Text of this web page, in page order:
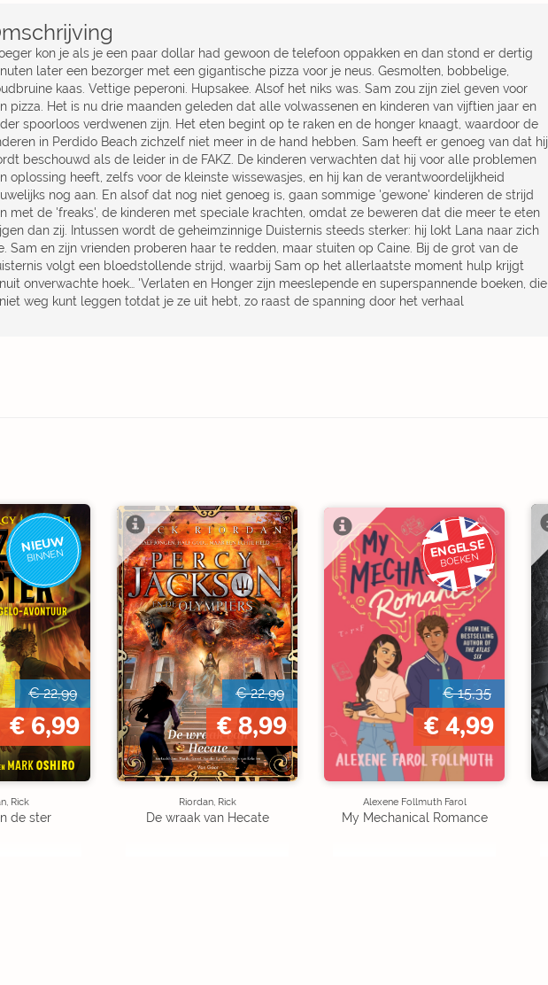
kon je als je een paar dollar had gewoon de telefoon oppakken en dan stond er dertig
later een bezorger met een gigantische pizza voor je neus. Gesmolten, bobbelige,
kaas. Vettige peperoni. Hupsakee. Alsof het niks was. Sam zou zijn ziel geven voor
pizza. Het is nu drie maanden geleden dat alle volwassenen en kinderen van vijftien jaar en
spoorloos verdwenen zijn. Het eten begint op te raken en de honger knaagt, waardoor de
in Perdido Beach zichzelf niet meer in de hand hebben. Sam heeft er genoeg van dat hij
beschouwd als de leider in de FAKZ. De kinderen verwachten dat hij voor alle problemen
oplossing heeft, zelfs voor de kleinste wissewasjes, en hij kan de verantwoordelijkheid
nog aan. En alsof dat nog niet genoeg is, gaan sommige 'gewone' kinderen de strijd
met de 'freaks', de kinderen met speciale krachten, omdat ze beweren dat die meer te eten
dan zij. Intussen wordt de geheimzinnige Duisternis steeds sterker: hij lokt Lana naar zich
Sam en zijn vrienden proberen haar te redden, maar stuiten op Caine. Bij de grot van de
volgt een bloedstollende strijd, waarbij Sam op het allerlaatste moment hulp krijgt
onverwachte hoek… 'Verlaten en Honger zijn meeslepende en superspannende boeken, die
weg kunt leggen totdat je ze uit hebt, zo raast de spanning door het verhaal
NIEUW
BINNEN
€ 22,99
€ 6,99
Rick
de ster
€ 22,99
€ 8,99
Riordan, Rick
De wraak van Hecate
ENGELSE
BOEKEN
€ 15,35
€ 4,99
Alexene Follmuth Farol
My Mechanical Romance